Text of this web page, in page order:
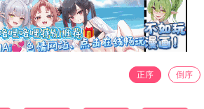
正序 倒序